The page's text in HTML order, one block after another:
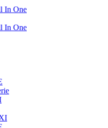
In One
In One